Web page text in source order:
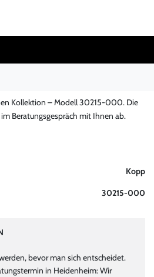
Kollektion – Modell 30215-000. Die
Beratungsgespräch mit Ihnen ab.
Kopp
30215-000
bevor man sich entscheidet.
in Heidenheim: Wir